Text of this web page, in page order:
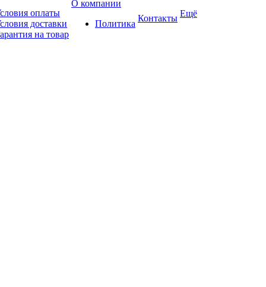
оплаты
доставки
на товар
О компании
Политика
Контакты Ещё